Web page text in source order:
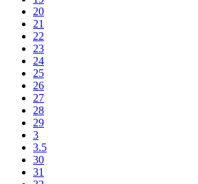
20
21
22
23
24
25
26
27
28
29
3
3.5
30
31